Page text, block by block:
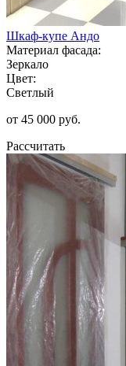
Шкаф-купе Андо
Материал фасада:
Зеркало
Цвет:
Светлый
от 45 000 руб.
Рассчитать